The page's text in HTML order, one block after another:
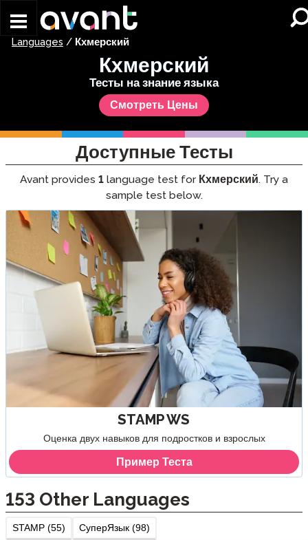
Languages / Кхмерский
Кхмерский
Тесты на знание языка
Смотреть Цены
Доступные Тесты
Avant provides 1 language test for Кхмерский. Try a
sample test below.
STAMP WS
Оценка двух навыков для подростков и взрослых
Пример Теста
153 Other Languages
STAMP (55) СуперЯзык (98)